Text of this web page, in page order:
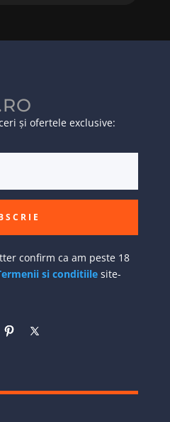
și ofertele exclusive:
confirm ca am peste 18
si conditiilesite-